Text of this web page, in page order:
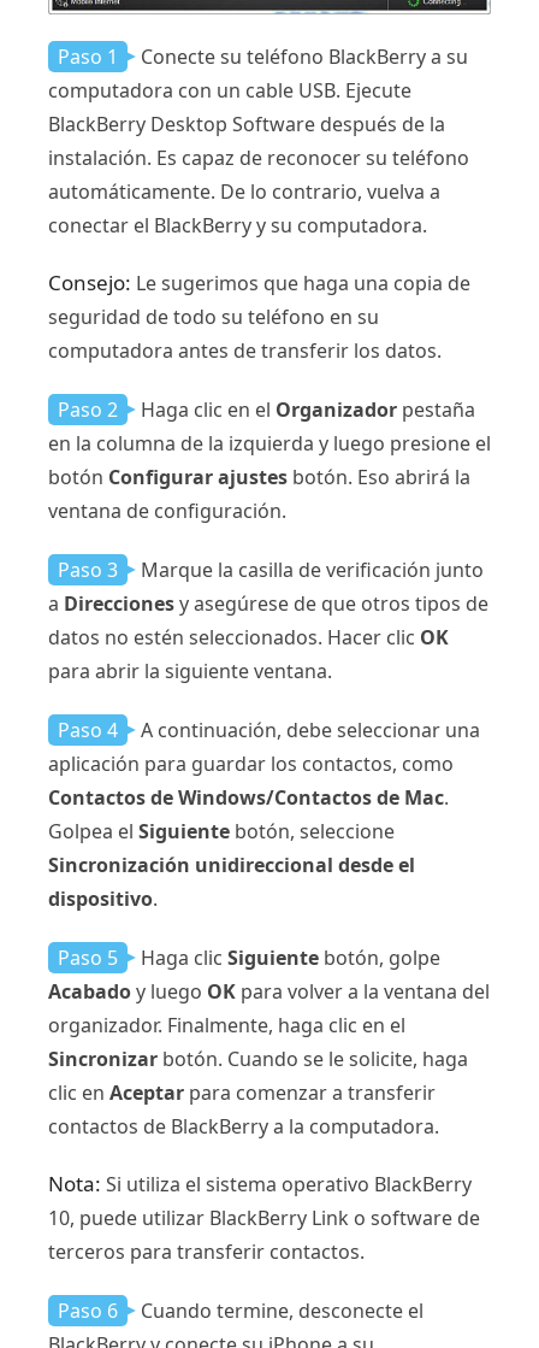
Paso 1
Conecte su teléfono BlackBerry a su
computadora con un cable USB. Ejecute
BlackBerry Desktop Software después de la
instalación. Es capaz de reconocer su teléfono
automáticamente. De lo contrario, vuelva a
conectar el BlackBerry y su computadora.
Consejo: Le sugerimos que haga una copia de
seguridad de todo su teléfono en su
computadora antes de transferir los datos.
Paso 2 Haga clic en el Organizador pestaña
en la columna de la izquierda y luego presione el
botón Configurar ajustes botón. Eso abrirá la
ventana de configuración.
Paso 3
Marque la casilla de verificación junto
a Direccionesy asegúrese de que otros tipos de
datos no estén seleccionados. Hacer clic OK
para abrir la siguiente ventana.
Paso 4
A continuación, debe seleccionar una
aplicación para guardar los contactos, como
Contactos de Windows/Contactos de Mac.
Golpea el Siguiente botón, seleccione
Sincronización unidireccional desde el
dispositivo.
Paso 5 Haga clic Siguiente botón, golpe
Acabadoy luego OK para volver a la ventana del
organizador. Finalmente, haga clic en el
Sincronizar botón. Cuando se le solicite, haga
clic en Aceptar para comenzar a transferir
contactos de BlackBerry a la computadora.
Nota: Si utiliza el sistema operativo BlackBerry
10, puede utilizar BlackBerry Link o software de
terceros para transferir contactos.
Paso 6
Cuando termine, desconecte el